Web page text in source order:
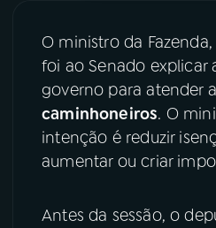
08FESTIVAL DE MÚSICA
YouTube
Instagram
O ministro da Fazenda,
foi ao Senado explicar
governo para atender
caminhoneiros. O
intenção é reduzir
aumentar ou criar
Antes da sessão, o